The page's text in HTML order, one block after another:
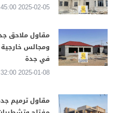
2025-02-05 22:45:00
ومجالس
في جدة
2025-01-08 18:32:00